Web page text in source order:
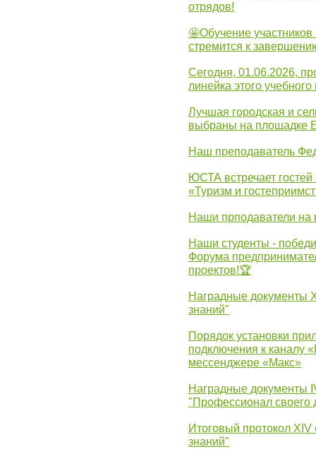
отрядов!
🤩Обучение участников
стремится к
Сегодня, 01.06.2026,
линейка этого учебного
Лучшая городская и
выбраны на площадке
Наш преподаватель
ЮСТА встречает гостей
«Туризм и
Наши прподаватели
Наши студенты -
Форума
проектов!🏆
Наградные документы
знаний"
Порядок установки
подключения к каналу
мессенджере «Макс»
Наградные документы
"Профессионал своего
Итоговый протокол
знаний"